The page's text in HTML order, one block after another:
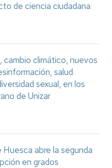
de ciencia ciudadana
cambio climático, nuevos
salud
sexual, en los
de Unizar
Huesca abre la segunda
en grados